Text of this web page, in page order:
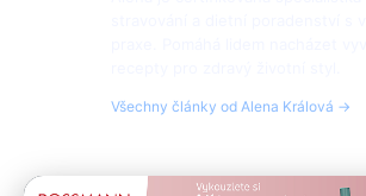
Všechny články od Alena Králová →